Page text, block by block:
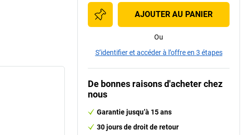
AJOUTER AU PANIER
Ou
S’identifier et accéder à l’offre en 3 étapes
De bonnes raisons d'acheter chez
nous
Garantie jusqu’à 15 ans
30 jours de droit de retour